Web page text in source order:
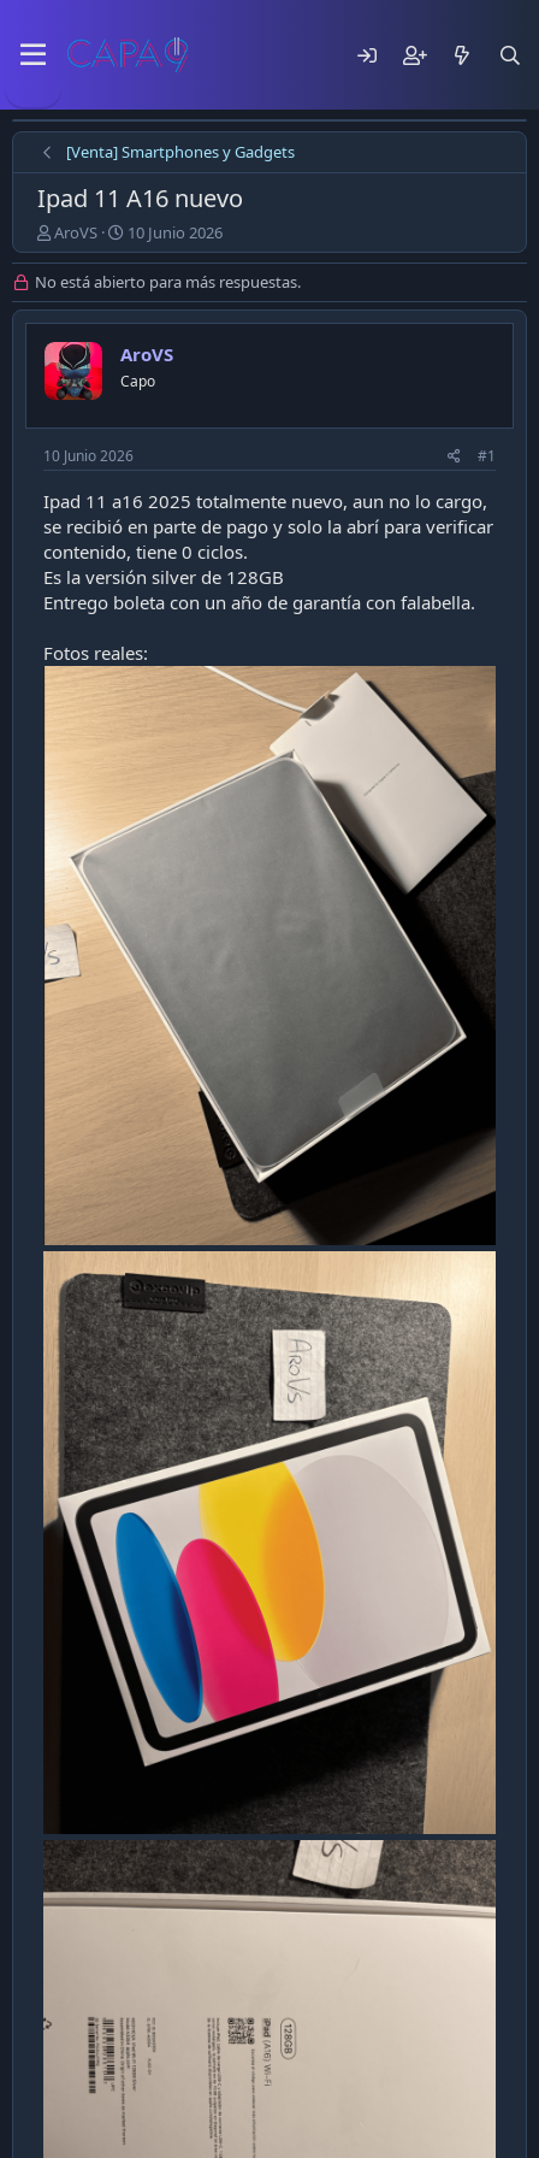
[Venta] Smartphones y Gadgets
Ipad 11 A16 nuevo
E
m
p
e
z
ó
e
l
t
e
m
a
AroVS
F
e
c
h
a
e
p
b
l
i
c
a
c
i
ó
n
10 Junio 2026
No está abierto para más respuestas.
AroVS
Capo
10 Junio 2026 #1
Ipad 11 a16 2025 totalmente nuevo, aun no lo cargo,
se recibió en parte de pago y solo la abrí para verificar
contenido, tiene 0 ciclos.
Es la versión silver de 128GB
Entrego boleta con un año de garantía con falabella.
Fotos reales: